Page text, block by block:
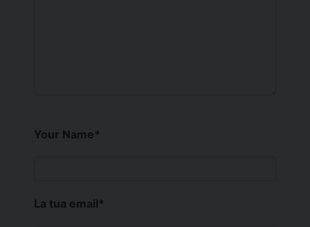
Your Name*
La tua email*